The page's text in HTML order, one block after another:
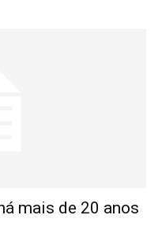
mais de 20 anos